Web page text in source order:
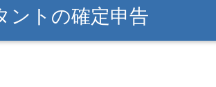
ントの確定申告